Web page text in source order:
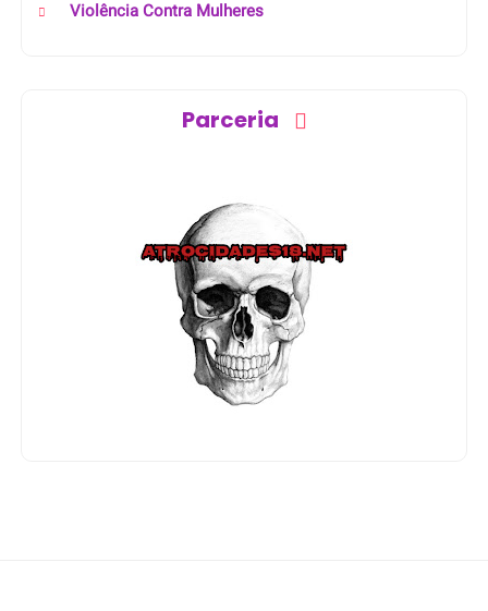
Violência Contra Mulheres
Parceria